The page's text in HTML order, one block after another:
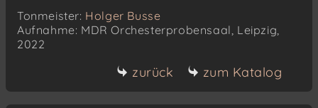
Tonmeister: Holger Busse
Aufnahme: MDR Orchesterprobensaal, Leipzig,
2022
zurück zum Katalog